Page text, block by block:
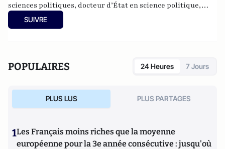
sciences politiques, docteur d’État en science politique,
docteur en philosophie (épistémologie), conférencier pour
de grands groupes sur les nouvelles technologies et les
national de France Télévision et journaliste.
SUIVRE
POPULAIRES 24 Heures 7 Jours
PLUS LUS PLUS PARTAGES
1Les Français moins riches que la moyenne
européenne pour la 3e année consécutive : jusqu'où